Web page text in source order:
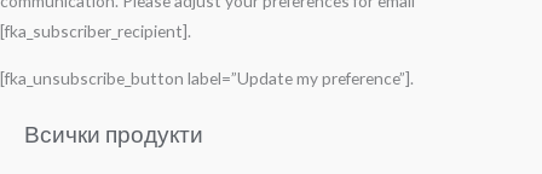
Всички продукти
[fka_subscriber_recipient].
[fka_unsubscribe_button label=”Update my preference”].